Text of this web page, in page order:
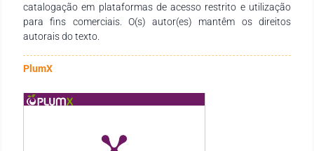
catalogação em plataformas de acesso restrito e utilização
para fins comerciais. O(s) autor(es) mantêm os direitos
autorais do texto.
PlumX